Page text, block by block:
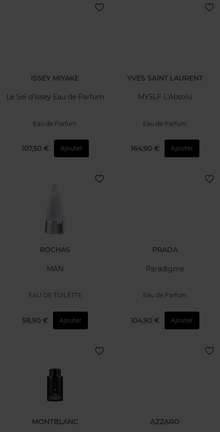
ISSEY MIYAKE
Le Sel d'Issey Eau de Parfum
Eau de Parfum
107,50 € Ajouter
YVES SAINT LAURENT
MYSLF L'Absolu
Eau de Parfum
164,90 € Ajouter
ROCHAS
MAN
EAU DE TOILETTE
58,90 € Ajouter
PRADA
Paradigme
Eau de Parfum
104,90 € Ajouter
MONTBLANC AZZARO